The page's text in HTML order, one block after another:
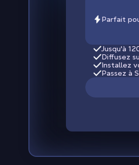
Parfait
Jusqu'à
Diffusez
Installez
Passez à